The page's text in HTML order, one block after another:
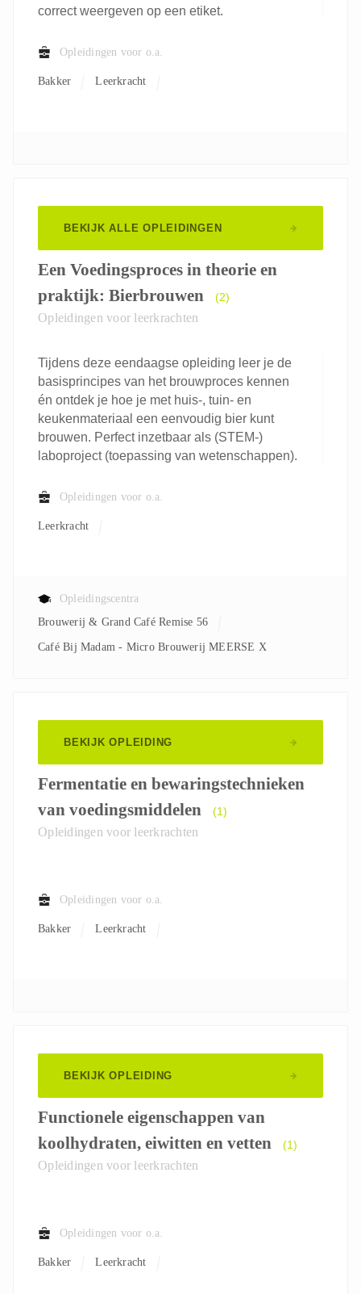
correct weergeven op een etiket.
Opleidingen voor o.a.
Bakker Leerkracht
BEKIJK ALLE OPLEIDINGEN
Een Voedingsproces in theorie en
praktijk: Bierbrouwen
(2)
Opleidingen voor leerkrachten
Tijdens deze eendaagse opleiding leer je de
basisprincipes van het brouwproces kennen
én ontdek je hoe je met huis-, tuin- en
keukenmateriaal een eenvoudig bier kunt
brouwen. Perfect inzetbaar als (STEM-)
laboproject (toepassing van wetenschappen).
Opleidingen voor o.a.
Leerkracht
Opleidingscentra
Brouwerij & Grand Café Remise 56
Café Bij Madam - Micro Brouwerij MEERSE X
BEKIJK OPLEIDING
Fermentatie en bewaringstechnieken
van voedingsmiddelen
(1)
Opleidingen voor leerkrachten
Opleidingen voor o.a.
Bakker Leerkracht
BEKIJK OPLEIDING
Functionele eigenschappen van
koolhydraten, eiwitten en vetten
(1)
Opleidingen voor leerkrachten
Opleidingen voor o.a.
Bakker Leerkracht